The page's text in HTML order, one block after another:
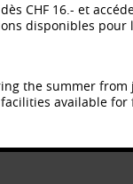
CHF 16.- et
disponibles pour
the summer from
available for